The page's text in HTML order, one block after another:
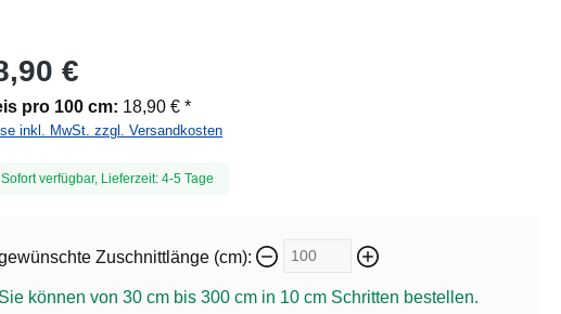
€
pro 100 cm: 18,90 € *
inkl. MwSt. zzgl. Versandkosten
Sofort verfügbar, Lieferzeit: 4-5 Tage
Zuschnittlänge (cm):
Sie können von 30 cm bis 300 cm in 10 cm Schritten bestellen.